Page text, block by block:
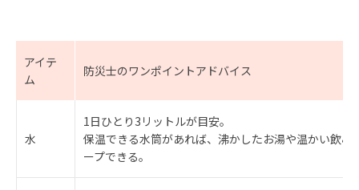
アイテ
ム
防災士のワンポイントアドバイス
水
1日ひとり3リットルが目安。
保温できる水筒があれば、沸かしたお湯や温かい飲み
ープできる。